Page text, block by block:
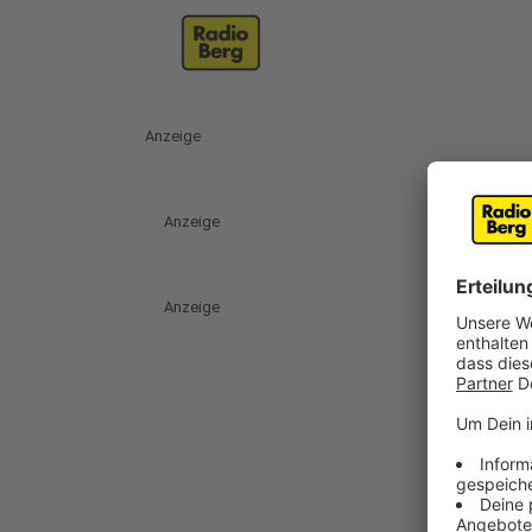
Anzeige
Anzeige
Anzeige